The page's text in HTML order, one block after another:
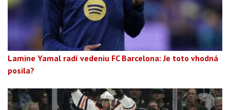
Lamine Yamal radí vedeniu FC Barcelona: Je toto vhodná
posila?